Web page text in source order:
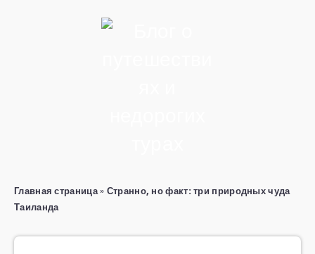
Главная страница» Странно, но факт: три природных чуда
Таиланда